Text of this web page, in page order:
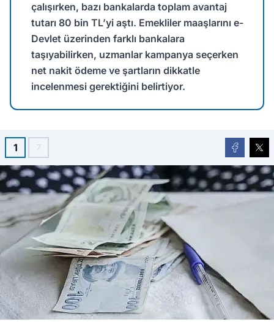
çalışırken, bazı bankalarda toplam avantaj
tutarı 80 bin TL’yi aştı. Emekliler maaşlarını e-
Devlet üzerinden farklı bankalara
taşıyabilirken, uzmanlar kampanya seçerken
net nakit ödeme ve şartların dikkatle
incelenmesi gerektiğini belirtiyor.
1 7